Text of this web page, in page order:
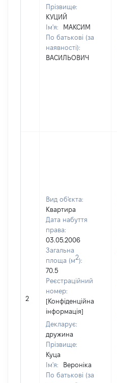
Прізвище:
КУЦИЙ
Ім'я:
МАКСИМ
По батькові (за
наявності):
ВАСИЛЬОВИЧ
2
Вид об'єкта:
Квартира
Дата набуття
права:
03.05.2006
Загальна
площа (м2):
70.5
Реєстраційний
номер:
[Конфіденційна
інформація]
Декларує:
дружина
Прізвище:
Куца
Ім'я:
Вероніка
По батькові (за